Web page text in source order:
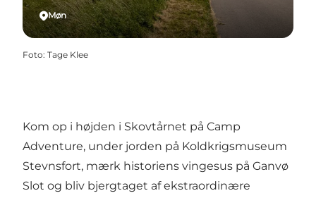
Møn
Foto: Tage Klee
Kom op i højden i Skovtårnet på Camp
Adventure, under jorden på Koldkrigsmuseum
Stevnsfort, mærk historiens vingesus på Ganvø
Slot og bliv bjergtaget af ekstraordinære